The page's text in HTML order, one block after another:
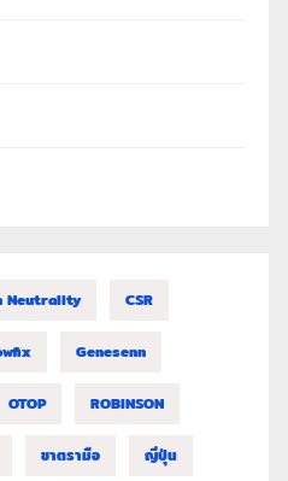
Neutrality CSR
Genesenn
OTOP ROBINSON
ชาตรามือ ญี่ปุ่น